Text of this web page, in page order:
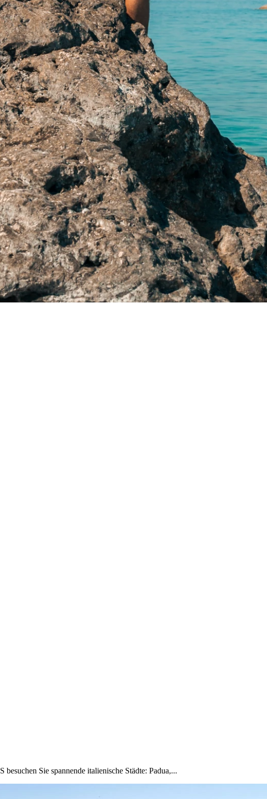
Sie spannende italienische Städte: Padua,...